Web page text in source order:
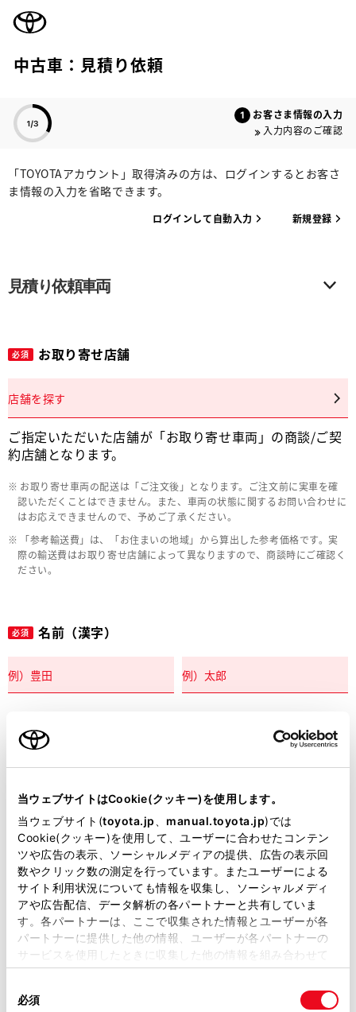
当ウェブサイトはCookie(クッキー)を使用します。
当ウェブサイト(toyota.jp manual.toyota.jp)では
Cookie(クッキー)を使用して、ユーザーに合わせたコンテン
ツや広告の表示、ソーシャルメディアの提供、広告の表示回
数やクリック数の測定を行っています。またユーザーによる
サイト利用状況についても情報を収集し、ソーシャルメディ
アや広告配信、データ解析の各パートナーと共有していま
す。各パートナーは、ここで収集された情報とユーザーが各
パートナーに提供した他の情報、ユーザーが各パートナーの
サービスを使用したときに収集した他の情報を組み合わせて
使用することがあります。当ウェブサイトの使用を続行する
必須
中古車：見積り依頼
お客さま情報の入力
入力内容のご確認
「TOYOTAアカウント」取得済みの方は、ログインするとお客さ
ま情報の入力を省略できます。
ログインして自動入力 新規登録
見積り依頼車両
必須 お取り寄せ店舗
店舗を探す
ご指定いただいた店舗が「お取り寄せ車両」の商談/ご契
約店舗となります。
お取り寄せ車両の配送は「ご注文後」となります。ご注文前に実車を確
認いただくことはできません。また、車両の状態に関するお問い合わせに
はお応えできませんので、予めご了承ください。
「参考輸送費」は、「お住まいの地域」から算出した参考価格です。実
際の輸送費はお取り寄せ店舗によって異なりますので、商談時にご確認く
ださい。
必須 名前（漢字）
必須 名前（カナ）
必須 郵便番号
住所自動入力
必須 都道府県